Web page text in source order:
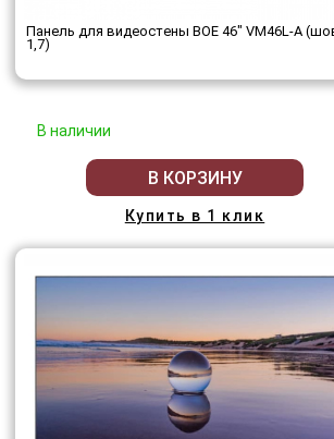
Панель для видеостены BOE 46" VM46L-A
1,7)
В наличии
В КОРЗИНУ
Купить в 1 клик